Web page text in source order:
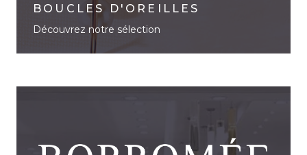
BOUCLES D'OREILLES
Découvrez notre sélection